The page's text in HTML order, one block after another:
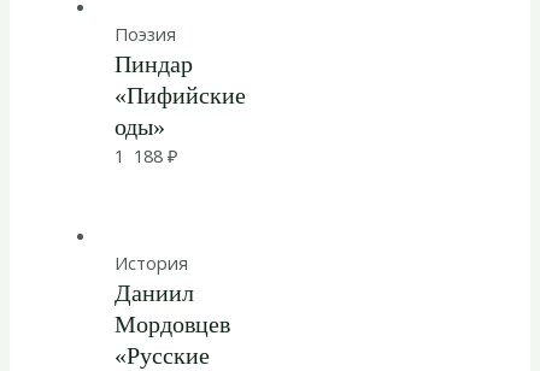
Поэзия
Пиндар
«Пифийские
оды»
1 188₽
История
Даниил
Мордовцев
«Русские